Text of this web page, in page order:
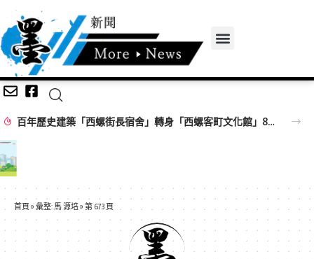
百年歷史建築「西螺街長宿舍」轉身「西螺客町文化館」8/8啟用 首展解密日治至今政治變遷史
首頁 » 彙整: 馬 源培» 第 673 頁